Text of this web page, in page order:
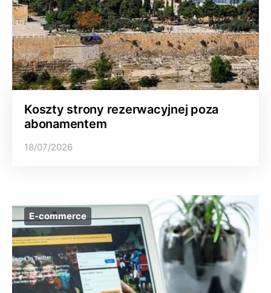
Koszty strony rezerwacyjnej poza
abonamentem
18/07/2026
E-commerce